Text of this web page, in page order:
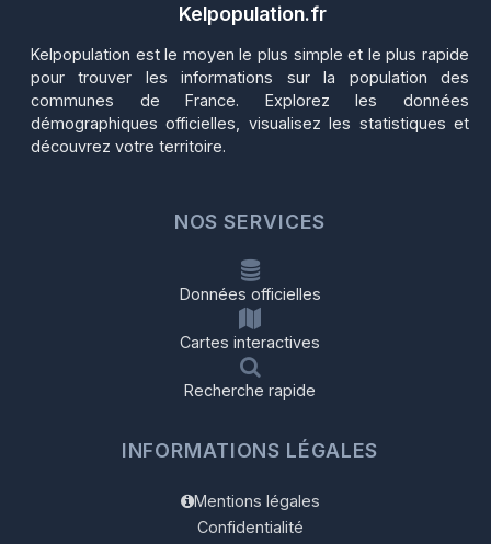
Kelpopulation.fr
Kelpopulation est le moyen le plus simple et le plus rapide
pour trouver les informations sur la population des
communes de France. Explorez les données
démographiques officielles, visualisez les statistiques et
découvrez votre territoire.
NOS SERVICES
Données officielles
Cartes interactives
Recherche rapide
INFORMATIONS LÉGALES
Mentions légales
Confidentialité